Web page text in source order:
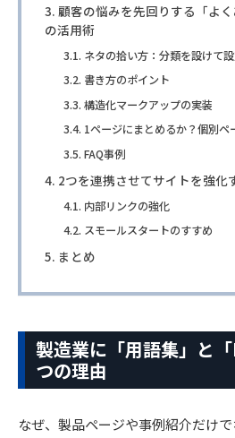
顧客の悩みを先回りする「よく
の活用術
ネタの拾い方：分類を設けて
書き方のポイント
構造化マークアップの実装
1ページにまとめるか？個別ペ
FAQ事例
2つを連携させてサイトを強化
内部リンクの強化
スモールスタートのすすめ
まとめ
製造業に「用語集」と
つの理由
なぜ、製品ページや事例紹介だけ